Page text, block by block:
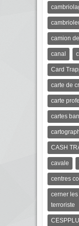
camion
canal
Card
carte de
carte
cartes
CASH
cavale
centres
cerner
terroriste